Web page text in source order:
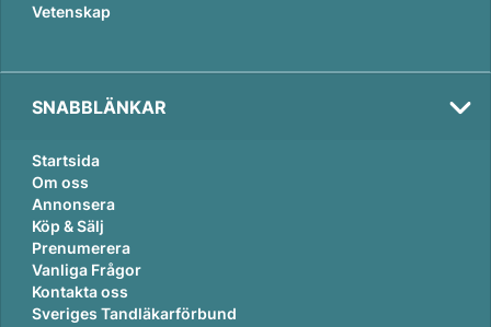
Vetenskap
SNABBLÄNKAR
Startsida
Om oss
Annonsera
Köp & Sälj
Prenumerera
Vanliga Frågor
Kontakta oss
Sveriges Tandläkarförbund